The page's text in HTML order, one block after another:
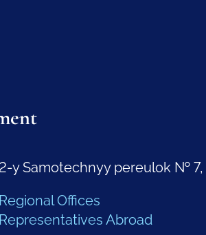
2-y Samotechnyy pereulok № 7,
Regional Offices
Representatives Abroad